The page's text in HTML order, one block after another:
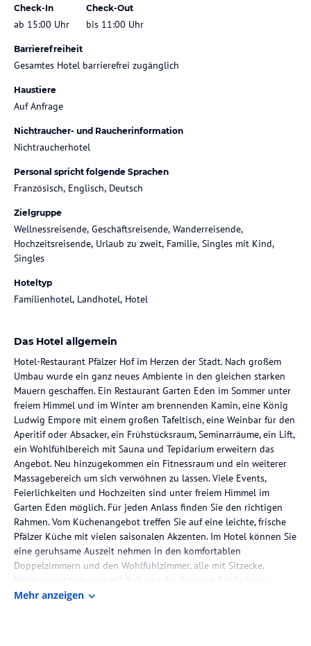
Check-In
ab 15:00 Uhr
Check-Out
bis 11:00 Uhr
Barrierefreiheit
Gesamtes Hotel barrierefrei zugänglich
Haustiere
Auf Anfrage
Nichtraucher- und Raucherinformation
Nichtraucherhotel
Personal spricht folgende Sprachen
Französisch, Englisch, Deutsch
Zielgruppe
Wellnessreisende, Geschäftsreisende, Wanderreisende,
Hochzeitsreisende, Urlaub zu zweit, Familie, Singles mit Kind,
Singles
Hoteltyp
Familienhotel, Landhotel, Hotel
Das Hotel allgemein
Hotel-Restaurant Pfälzer Hof im Herzen der Stadt. Nach großem
Umbau wurde ein ganz neues Ambiente in den gleichen starken
Mauern geschaffen. Ein Restaurant Garten Eden im Sommer unter
freiem Himmel und im Winter am brennenden Kamin, eine König
Ludwig Empore mit einem großen Tafeltisch, eine Weinbar für den
Aperitif oder Absacker, ein Frühstücksraum, Seminarräume, ein Lift,
ein Wohlfühlbereich mit Sauna und Tepidarium erweitern das
Angebot. Neu hinzugekommen ein Fitnessraum und ein weiterer
Massagebereich um sich verwöhnen zu lassen. Viele Events,
Feierlichkeiten und Hochzeiten sind unter freiem Himmel im
Garten Eden möglich. Für jeden Anlass finden Sie den richtigen
Rahmen. Vom Küchenangebot treffen Sie auf eine leichte, frische
Pfälzer Küche mit vielen saisonalen Akzenten. Im Hotel können Sie
eine geruhsame Auszeit nehmen in den komfortablen
Doppelzimmern und den Wohlfühlzimmer, alle mit Sitzecke,
Minibar und teilweise mit Balkon oder Terrasse. Ein leckeres
Frühstücksbuffet verspricht einen guten Start in den neuen Tag.
Mehr anzeigen